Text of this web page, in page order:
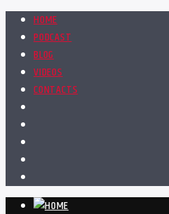
HOME
PODCAST
BLOG
VIDEOS
CONTACTS